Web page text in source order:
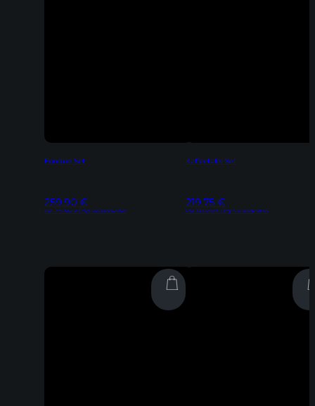
Fondue Set
259,90 €
Inkl. 19% MwSt | zzgl. Versandkosten
Kaffeetafel Set
219,75 €
Inkl. 19% MwSt | zzgl. Versandkosten